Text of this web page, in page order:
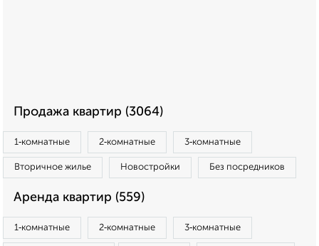
Продажа квартир (3064)
1‑комнатные 2‑комнатные 3‑комнатные
Вторичное жилье Новостройки Без посредников
Аренда квартир (559)
1‑комнатные 2‑комнатные 3‑комнатные